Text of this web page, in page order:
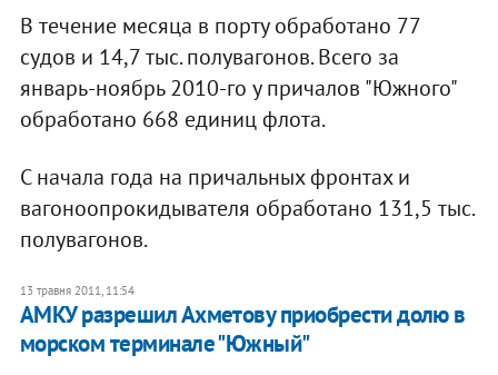
В течение месяца в порту обработано 77
судов и 14,7 тыс. полувагонов. Всего за
январь-ноябрь 2010-го у причалов "Южного"
обработано 668 единиц флота.
С начала года на причальных фронтах и
вагоноопрокидывателя обработано 131,5 тыс.
полувагонов.
13 травня 2011, 11:54
​АМКУ разрешил Ахметову приобрести долю в
морском терминале "Южный"